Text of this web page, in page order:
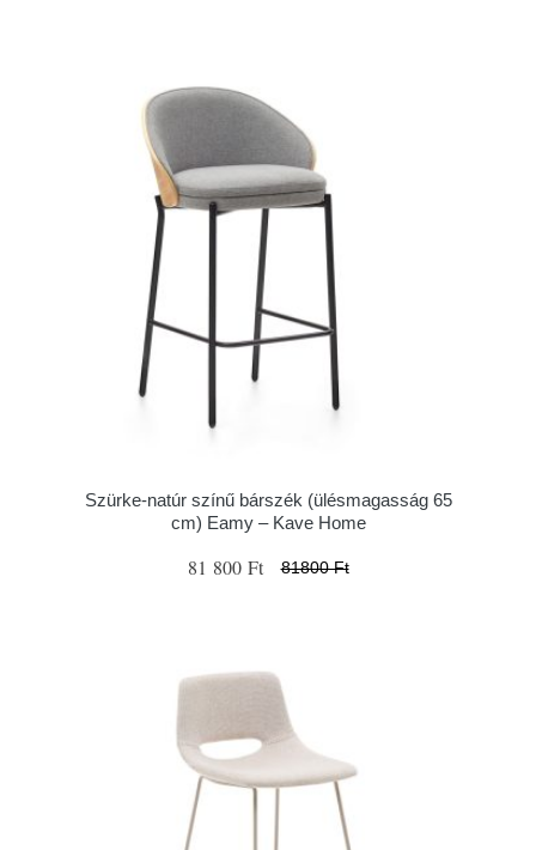
Szürke-natúr színű bárszék (ülésmagasság 65
cm) Eamy – Kave Home
81 800 Ft 81800 Ft